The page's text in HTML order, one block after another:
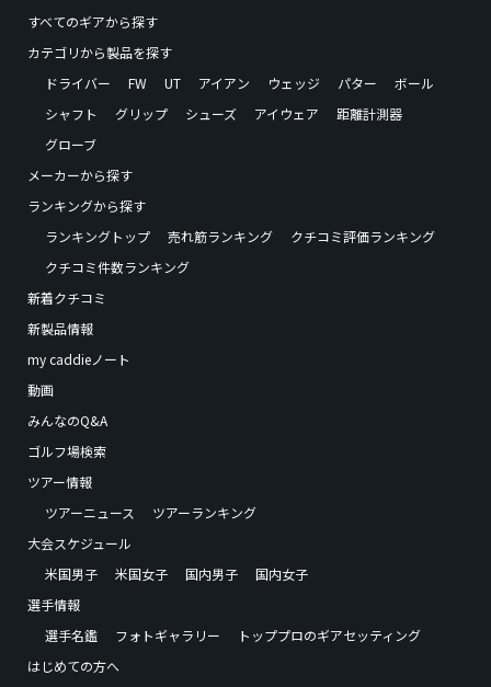
すべてのギアから探す
カテゴリから製品を探す
ドライバー
FW UT アイアン ウェッジ パター
ボール
シャフト
グリップ シューズ アイウェア
距離計測器
グローブ
メーカーから探す
ランキングから探す
ランキングトップ
売れ筋ランキング
クチコミ評価ランキング
クチコミ件数ランキング
新着クチコミ
新製品情報
my caddieノート
動画
みんなのQ&A
ゴルフ場検索
ツアー情報
ツアーニュース
ツアーランキング
大会スケジュール
米国男子
米国女子 国内男子
国内女子
選手情報
選手名鑑
フォトギャラリー
トッププロのギアセッティング
はじめての方へ